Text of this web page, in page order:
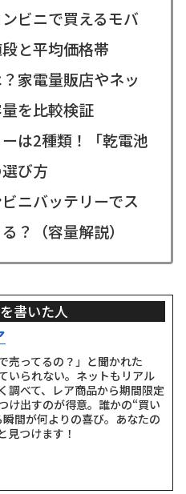
ビニで買えるモバ
と平均価格帯
家電量販店やネッ
を比較検証
は2種類！「乾電池
び方
ニバッテリーでス
？（容量解説）
書いた人
売ってるの？」と聞かれた
いられない。ネットもリアル
調べて、レア商品から期間限定
け出すのが得意。誰かの“買い
間が何よりの喜び。あなたの
見つけます！